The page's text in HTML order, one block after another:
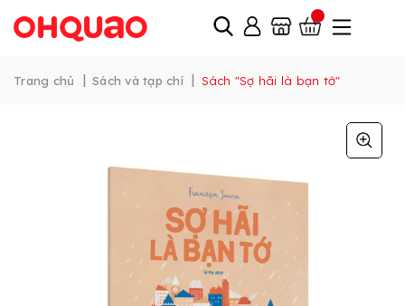
Trang chủ | Sách và tạp chí | Sách "Sợ hãi là bạn tớ"